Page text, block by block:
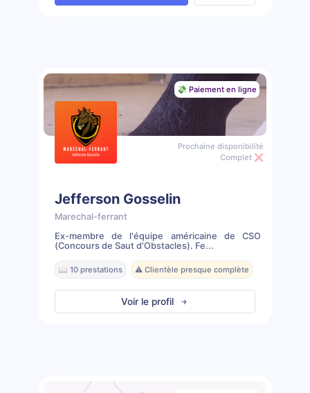
💸 Paiement en ligne
Prochaine disponibilité
Complet ❌
Jefferson Gosselin
Marechal-ferrant
Ex-membre de l'équipe américaine de CSO
(Concours de Saut d'Obstacles). Fe...
📖 10 prestations ⚠️ Clientèle presque complète
Voir le profil